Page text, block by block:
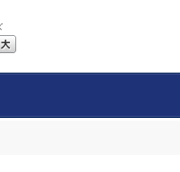
中